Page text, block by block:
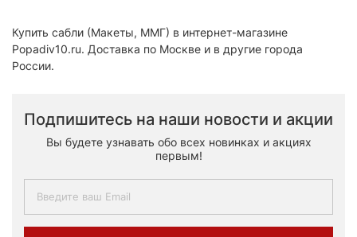
Купить сабли (Макеты, ММГ) в интернет-магазине
Popadiv10.ru. Доставка по Москве и в другие города
России.
Подпишитесь на наши новости и акции
Вы будете узнавать обо всех новинках и акциях
первым!